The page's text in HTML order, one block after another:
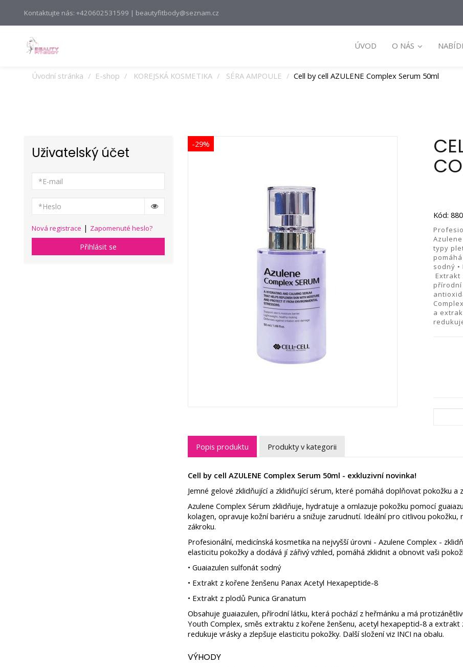
Kontaktujte nás: +420602531599 | beautyfitbody@seznam.cz
ÚVOD O NÁS
Úvodní stránka E-shop KOREJSKÁ KOSMETIKA SÉRA AMPOULE Cell by cell AZULENE Complex Serum 50ml
Uživatelský účet
Nová registrace | Zapomenuté heslo?
Přihlásit se
-29%
Kód:
typy
sodný •
Extrakt
a
Popis produktu Produkty v kategorii
Cell by cell AZULENE Complex Serum 50ml - exkluzivní novinka!
Jemné gelové zklidňující a zklidňující sérum, které pomáhá doplňovat pokožku
Azulene Complex Sérum zklidňuje, hydratuje a omlazuje pokožku pomocí
kolagen, opravuje kožní bariéru a snižuje zarudnutí. Ideální pro citlivou
zákroku.
Profesionální, medicínská kosmetika na nejvyšší úrovni - Azulene Complex -
elasticitu pokožky a dodává jí zářivý vzhled, pomáhá zklidnit a obnovit vaši
• Guaiazulen sulfonát sodný
• Extrakt z kořene ženšenu Panax Acetyl Hexapeptide-8
• Extrakt z plodů Punica Granatum
Obsahuje guaiazulen, přírodní látku, která pochází z heřmánku a má
Youth Complex, směs extraktu z kořene ženšenu, acetyl hexapeptid-8 a
redukuje vrásky a zlepšuje elasticitu pokožky. Další složení viz INCI na obalu.
VÝHODY